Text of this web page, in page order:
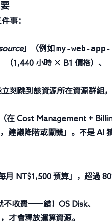
事：
」（例如 my-web-app-
（1,440 小時 × B1 價格）、
刻跳到該資源所在資源群組
（在 Cost Management +
建議降階或關機」。不是 AI
NT$1,500 預算」，超過
不收費——錯！OS Disk、
，才會釋放運算資源。